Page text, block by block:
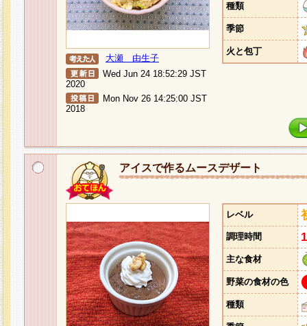
大瀬 由生子
Wed Jun 24 18:52:29 JST
2020
Mon Nov 26 14:25:00 JST
2018
種類
季節
火と包丁
アイスで作るムースデザート
レベル
調理時間
主な食材
野菜の食材の色
種類